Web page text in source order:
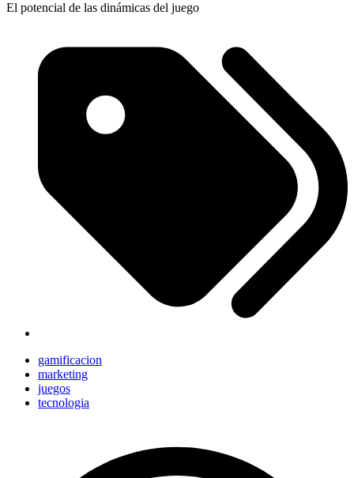
El potencial de las dinámicas del juego
gamificacion
marketing
juegos
tecnologia